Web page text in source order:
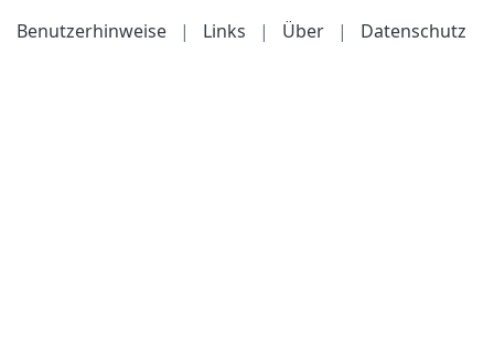
Benutzerhinweise
| Links | Über | Datenschutz